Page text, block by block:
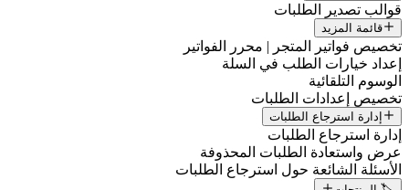
قوالب تصدير الطلبات
قائمة المزيد
تخصيص فواتير المتجر | محرر الفواتير
إعداد خيارات الطلب في السلة
الوسوم التلقائية
تخصيص إعدادات الطلبات
إدارة استرجاع الطلبات
إدارة استرجاع الطلبات
عرض واستعادة الطلبات المحذوفة
الأسئلة الشائعة حول استرجاع الطلبات